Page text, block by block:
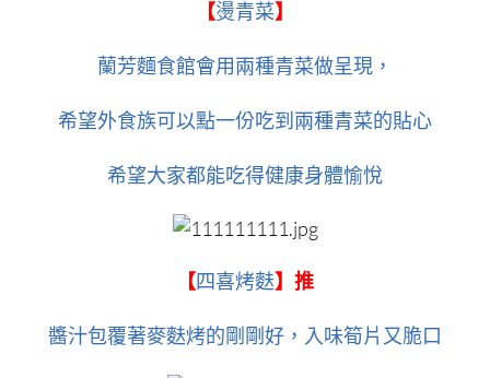
【燙青菜】
蘭芳麵食館會用兩種青菜做呈現，
希望外食族可以點一份吃到兩種青菜的貼心
希望大家都能吃得健康身體愉悅
【 四喜烤麩】推
醬汁包覆著麥麩烤的剛剛好，入味筍片又脆口